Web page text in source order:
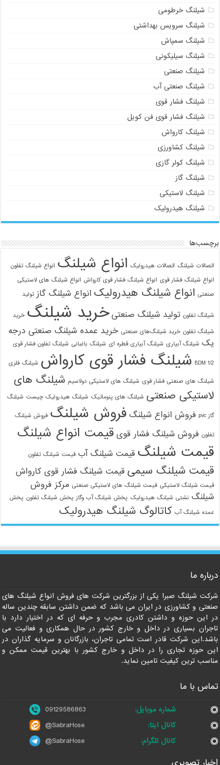
شیلنگ خرطومی
شیلنگ سرویس بهداشتی
شیلنگ سمپاش
شیلنگ سیلیکونی
شیلنگ صنعتی
شیلنگ صنعتی آب
شیلنگ فشار قوی
شیلنگ فشار قوی فن کویل
شیلنگ کارواش
شیلنگ کشاورزی
شیلنگ کولر گازی
شیلنگ گاز
شیلنگ لاستیکی
شیلنگ هیدرولیک
برچسب‌ها
اتصالات شیلنگ اتصالات هیدرولیک انواع شیلنگ انواع شیلنگ تفلون
انواع شیلنگ فشار قوی انواع شیلنگ فشار قوی کارواش انواع شیلنگ های لاستیکی
صنعتی انواع شیلنگ هیدرولیک انواع شیلنگ گاز تولید
شیلنگ تفلون تولید شیلنگ صنعتی خرید شیلنگ خرید
شیلنگ تفلون خرید شیلنگ‌های صنعتی خرید عمده شیلنگ صنعتی درجه
یک شیلنگ آبیاری شیلنگ آبیاری قطره ای شیلنگ باغبانی شیلنگ تفلون فشار قوی
1/2 BDM شیلنگ فشار قوی کارواش شیلنگ فلزی
شیلنگ های صنعتی فشار قوی شیلنگ های لاستیکی دولاسیم شیلنگ های
لاستیکی صنعتی شیلنگ های پنوماتیک شیلنگ هیدرولیک چیست شیلنگ
گاز pvc فروش انواع شیلنگ فروش شیلنگ فروش شیلنگ
تفلون فروش شیلنگ فشار قوی قیمت انواع شیلنگ
قیمت شیلنگ قیمت شیلنگ آب قیمت شیلنگ تفلون
قیمت شیلنگ سیمی قیمت شیلنگ فشار قوی کارواش
قیمت شیلنگ لاستیکی قیمت شیلنگ های لاستیکی صنعتی مرکز فروش
شیلنگ نشتی شیلنگ هیدرولیک پخش شیلنگ آب وگاز پخش شیلنگ تفلون پخش
عمده شیلنگ آب کاتالوگ شیلنگ هیدرولیک
درباره ما
شرکت شیلنگ صبرا یکی از بزرگترین شرکت های فروش انواع شیلنگ های
صنعتی و کشاورزی در ایران می باشد که ضمن داشتن سابقه چندین ساله
در این حوزه و داشتن کادری مجرب و حرفه ای که در اختیار دارد با
تاجران بسیاری در داخل و خارج کشور در حال همکاری و فعالیت می
باشد.این شرکت قادر است تمامی تاجران، بازرگانان و سرمایه گذاران در
این حوزه تجاری را در داخل و خارج کشور با بهترین قیمت ممکن و
مناسب ترین کیفیت تامین نماید.
تماس با ما
شماره موبایل:
09129586863
کانال ایتا:
@SabraHose
کانال تلگرام:
@SabraHose
09129586863